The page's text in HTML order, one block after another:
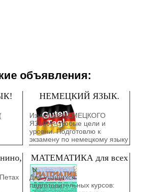
объявления:
НЕМЕЦКИЙ ЯЗЫК.
Изучение НЕМЕЦКОГО
ЯЗЫКА - любые цели и
уровни. Подготовлю к
экзамену по немецкому языку
( с нуля!) на уровень А1- А2
за 6-7 месяцев.Подготовка на
уровень В1-В2 и выше, к
прохождению интервью в
посольстве, с потенциальным
работодателем, для
МАТЕМАТИКА для всех
Для учащихся
подготовительных курсов: